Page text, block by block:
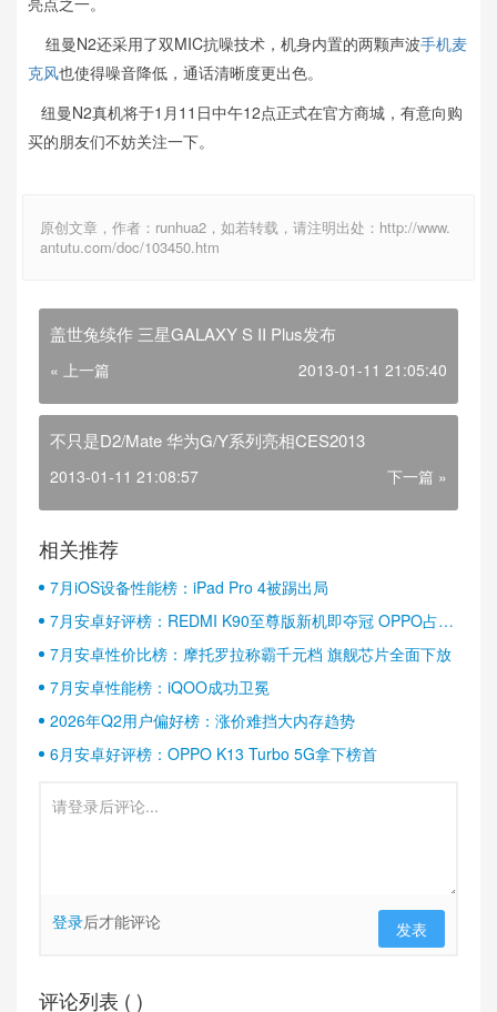
纽曼N2还采用了双MIC抗噪技术，机身内置的两颗声波手机麦
克风也使得噪音降低，通话清晰度更出色。
纽曼N2真机将于1月11日中午12点正式在官方商城，有意向购
买的朋友们不妨关注一下。
原创文章，作者：runhua2，如若转载，请注明出处：http://www.
antutu.com/doc/103450.htm
盖世兔续作 三星GALAXY S II Plus发布
« 上一篇 2013-01-11 21:05:40
不只是D2/Mate 华为G/Y系列亮相CES2013
2013-01-11 21:08:57 下一篇 »
相关推荐
7月iOS设备性能榜：iPad Pro 4被踢出局
7月安卓好评榜：REDMI K90至尊版新机即夺冠 OPPO占据
半壁江山
7月安卓性价比榜：摩托罗拉称霸千元档 旗舰芯片全面下放
7月安卓性能榜：iQOO成功卫冕
2026年Q2用户偏好榜：涨价难挡大内存趋势
6月安卓好评榜：OPPO K13 Turbo 5G拿下榜首
登录后才能评论 发表
评论列表 ( )